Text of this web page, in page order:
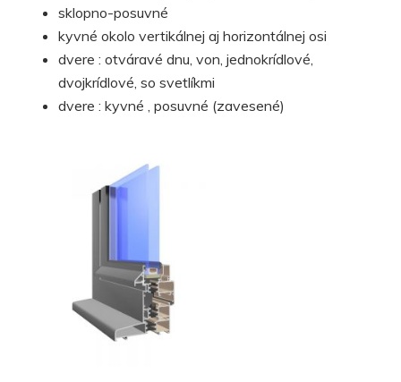
sklopno-posuvné
kyvné okolo vertikálnej aj horizontálnej osi
dvere : otváravé dnu, von, jednokrídlové,
dvojkrídlové, so svetlíkmi
dvere : kyvné , posuvné (zavesené)